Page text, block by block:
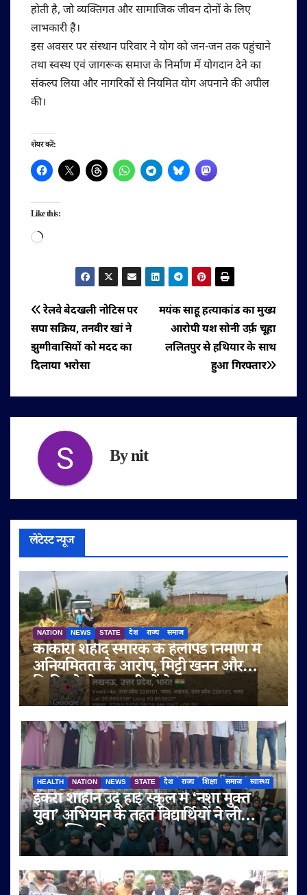
होती है, जो व्यक्तिगत और सामाजिक जीवन दोनों के लिए
लाभकारी है।
इस अवसर पर संस्थान परिवार ने योग को जन-जन तक पहुंचाने
तथा स्वस्थ एवं जागरूक समाज के निर्माण में योगदान देने का
संकल्प लिया और नागरिकों से नियमित योग अपनाने की अपील
की।
शेयर करें:
Like this:
Loading…
पोस्ट
नेविगेशन
मयंक साहू हत्याकांड का मुख्य
आरोपी यश सोनी उर्फ़ चूहा
ललितपुर से हथियार के साथ
हुआ गिरफ्तार
रेलवे बेदखली नोटिस पर
सपा सक्रिय, तनवीर खां ने
झुग्गीवासियों को मदद का
दिलाया भरोसा
Bynit
लेटेस्ट न्यूज
NATION NEWS STATE देश राज्य समाज
काकोरी शहीद स्मारक के हेलीपैड निर्माण में
अनियमितता के आरोप, मिट्टी खनन और
बिक्री को लेकर ग्रामीणों ने उठाए सवाल
HEALTH NATION NEWS STATE देश राज्य शिक्षा समाज स्वास्थ्य
इकरा शाहीन उर्दू हाई स्कूल में ‘नशा मुक्त
युवा’ अभियान के तहत विद्यार्थियों ने ली
नशामुक्ति की शपथ